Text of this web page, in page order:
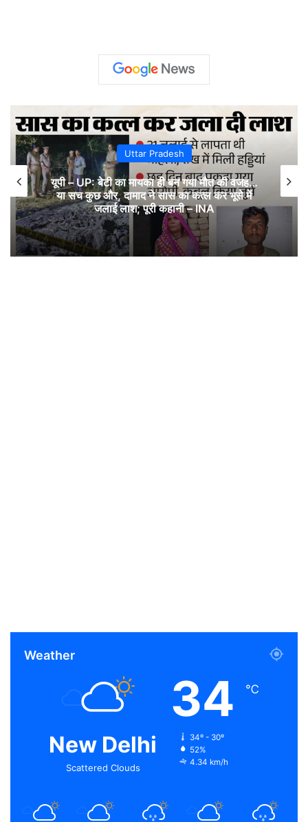
Uttar Pradesh
यूपी – UP: बेटी का मायका ही बन गया मौत की वजह…
या सच कुछ और, दामाद ने सास का कत्ल कर भूसे में
जलाई लाश; पूरी कहानी – INA
Weather
New Delhi
Scattered Clouds
34 ℃
34º - 30º
52%
4.34 km/h